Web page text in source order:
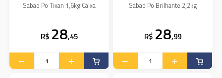
Sabao Po Tixan 1,6kg Caixa
R$ 28,45
Sabao Po Brilhante 2,2kg
R$ 28,99